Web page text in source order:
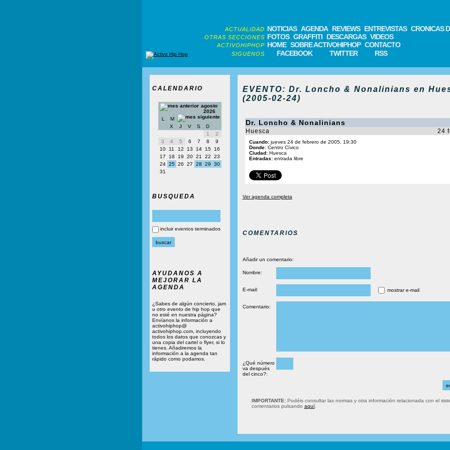
ACTUALIDAD NOTICIAS AGENDA REVIEWS ENTREVISTAS CRONICAS
OTRAS SECCIONES FOTOS GRAFFITI DESCARGAS VIDEOS
ACTIVOHIPHOP HOME SOBRE ACTIVOHIPHOP CONTACTO
SIGUENOS FACEBOOK TWITTER RSS
CALENDARIO
agosto
2026
L
M
X
J V S
D
1
2
3
4 5 6 7 8
9
10
11 12 13 14 15
16
17
18 19 20 21 22
23
24 25 26 27 28 29
30
31
BUSQUEDA
incluir eventos terminados
AYUDANOS A
MEJORAR LA
AGENDA
¿Sabes de algún concierto, jam
u otro evento de hip hop que
no esté en nuestra página?
Envíanos la información a
activohiphop@
activohiphop.com, incluyendo
todos los datos que conozcas y
una copia del cartel o flyer, si lo
tienes. Añadiremos la
información a la agenda tan
rápido como podamos.
EVENTO: Dr. Loncho & Nonalinians en
(2005-02-24)
Dr. Loncho & Nonalinians
Huesca 24
Cuando:jueves 24 de febrero de 2005, 19:30
Donde:Centro Cívico
Ciudad:Huesca
Entradas: entrada libre
Ver agenda completa
COMENTARIOS
Añadir un comentario:
Nombre:
E-mail: mostrar e-mail
Comentario:
¿Qué número
va después
del cinco?:
IMPORTANTE:Podéis consultar las normas y otra información relacionada con el
comentarios pulsando aquí.